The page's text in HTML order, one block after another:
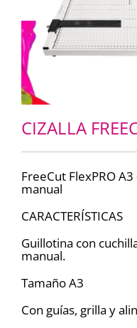
CIZALLA
FreeCut FlexPRO
manual
CARACTERÍSTICAS
Guillotina con
manual.
Tamaño A3
Con guías, grilla y